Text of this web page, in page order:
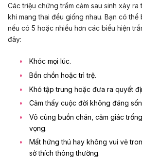
Các triệu chứng trầm cảm sau sinh xảy
khi mang thai đều giống nhau. Bạn có thể
nếu có 5 hoặc nhiều hơn các biểu hiện
đây:
Khóc mọi lúc.
Bồn chồn hoặc trì trệ.
Khó tập trung hoặc đưa ra quyết
Cảm thấy cuộc đời không đáng
Vô cùng buồn chán, cảm giác
vọng.
Mất hứng thú hay không vui vẻ
sở thích thông thường.